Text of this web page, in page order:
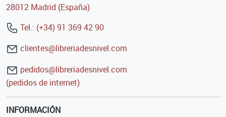
28012 Madrid (España)
Tel.: (+34) 91 369 42 90
clientes@libreriadesnivel.com
pedidos@libreriadesnivel.com
(pedidos de internet)
INFORMACIÓN